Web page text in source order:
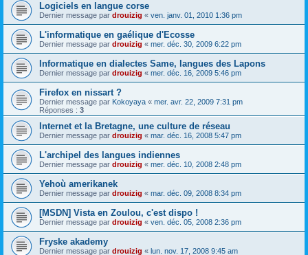
Logiciels en langue corse
Dernier message par drouizig « ven. janv. 01, 2010 1:36 pm
L'informatique en gaélique d'Ecosse
Dernier message par drouizig « mer. déc. 30, 2009 6:22 pm
Informatique en dialectes Same, langues des Lapons
Dernier message par drouizig « mer. déc. 16, 2009 5:46 pm
Firefox en nissart ?
Dernier message par Kokoyaya « mer. avr. 22, 2009 7:31 pm
Réponses : 3
Internet et la Bretagne, une culture de réseau
Dernier message par drouizig « mar. déc. 16, 2008 5:47 pm
L'archipel des langues indiennes
Dernier message par drouizig « mer. déc. 10, 2008 2:48 pm
Yehoù amerikanek
Dernier message par drouizig « mar. déc. 09, 2008 8:34 pm
[MSDN] Vista en Zoulou, c'est dispo !
Dernier message par drouizig « ven. déc. 05, 2008 2:36 pm
Fryske akademy
Dernier message par drouizig « lun. nov. 17, 2008 9:45 am